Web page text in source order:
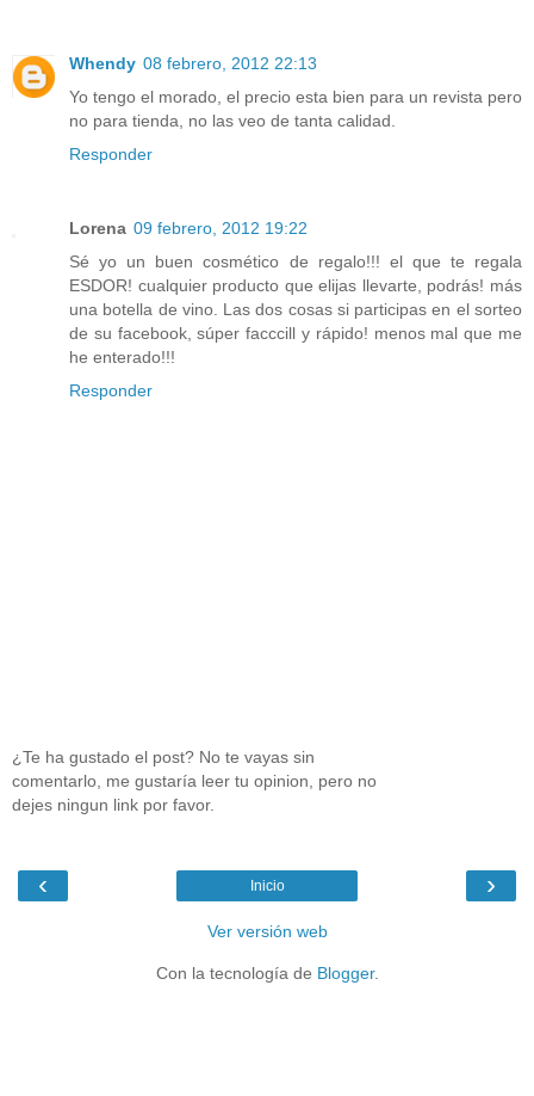
Whendy 08 febrero, 2012 22:13
Yo tengo el morado, el precio esta bien para un revista pero
no para tienda, no las veo de tanta calidad.
Responder
Lorena 09 febrero, 2012 19:22
Sé yo un buen cosmético de regalo!!! el que te regala
ESDOR! cualquier producto que elijas llevarte, podrás! más
una botella de vino. Las dos cosas si participas en el sorteo
de su facebook, súper facccill y rápido! menos mal que me
he enterado!!!
Responder
¿Te ha gustado el post? No te vayas sin
comentarlo, me gustaría leer tu opinion, pero no
dejes ningun link por favor.
‹ ›
Inicio
Ver versión web
Con la tecnología de Blogger.